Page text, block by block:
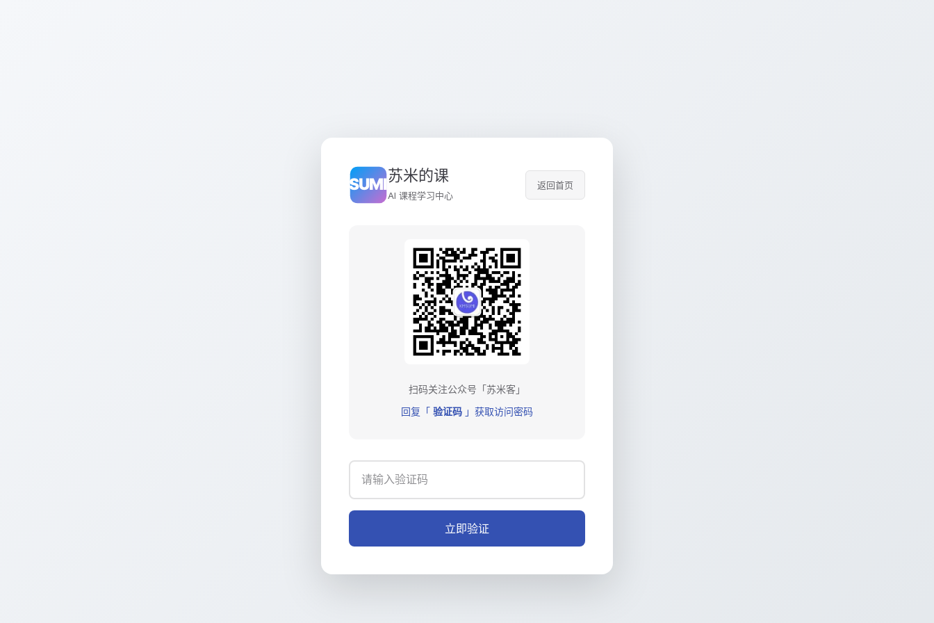
苏米的课
AI 课程学习中心
返回首页
扫码关注公众号「苏米客」
回复「 验证码 」获取访问密码
立即验证